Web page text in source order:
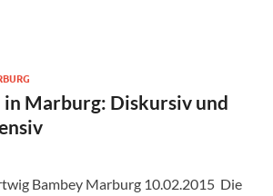
in Marburg: Diskursiv und
Bambey Marburg 10.02.2015 Die